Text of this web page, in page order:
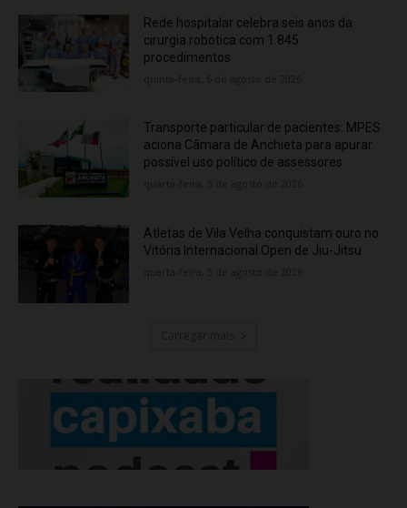
Rede hospitalar celebra seis anos da
cirurgia robótica com 1.845
procedimentos
Transporte particular de pacientes: MPES
aciona Câmara de Anchieta para apurar
possível uso político de assessores
Atletas de Vila Velha conquistam ouro no
Vitória Internacional Open de Jiu-Jitsu